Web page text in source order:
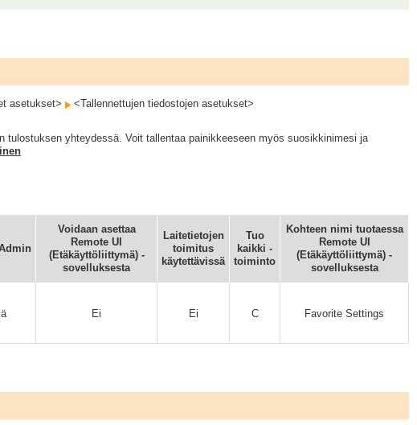
asetukset> <Tallennettujen tiedostojen asetukset>
yhteydessä. Voit tallentaa painikkeeseen myös suosikkinimesi ja
Voidaan asettaa
Remote UI
(Etäkäyttöliittymä) -
sovelluksesta
Laitetietojen
toimitus
käytettävissä
Tuo
kaikki -
toiminto
Kohteen nimi tuotaessa
Remote UI
(Etäkäyttöliittymä) -
sovelluksesta
Ei Ei C Favorite Settings